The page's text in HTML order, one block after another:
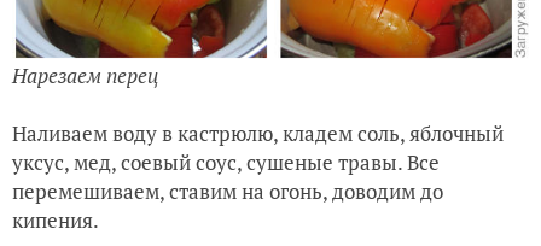
Нарезаем перец
Наливаем воду в кастрюлю, кладем соль, яблочный
уксус, мед, соевый соус, сушеные травы. Все
перемешиваем, ставим на огонь, доводим до
кипения.